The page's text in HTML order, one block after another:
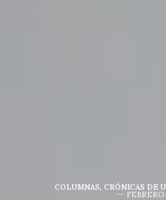
COLUMNAS, CRÓNICAS DE
FEBRERO